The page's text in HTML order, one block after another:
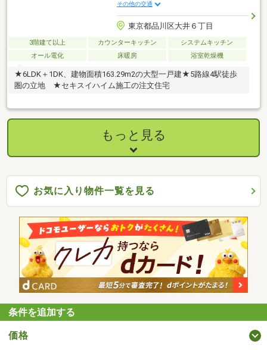
その他の交通
東京都品川区大井６丁目
3階建て以上 カウンターキッチン
システムキッチン
オール電化
床暖房 浴室乾燥機
★6LDK＋1DK、建物面積163.29m2の大型一戸建★5路線4駅徒歩
圏の立地 ★セキスイハイム施工の注文住宅
もっと見る
お気に入り物件一覧を見る
条件を追加する
価格